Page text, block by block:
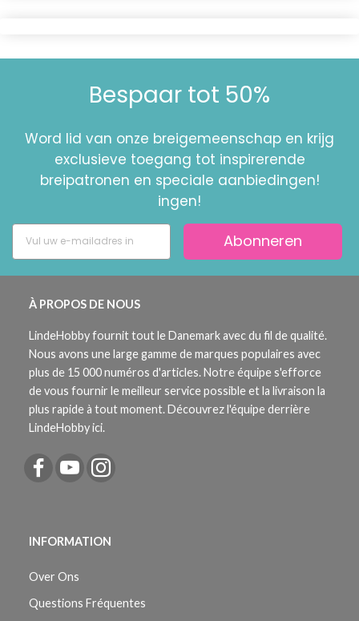
Bespaar tot 50%
Word lid van onze breigemeenschap en krijg
exclusieve toegang tot inspirerende
breipatronen en speciale aanbiedingen!
ingen!
Abonneren
À PROPOS DE NOUS
LindeHobby fournit tout le Danemark avec du fil de qualité.
Nous avons une large gamme de marques populaires avec
plus de 15 000 numéros d'articles. Notre équipe s'efforce
de vous fournir le meilleur service possible et la livraison la
plus rapide à tout moment. Découvrez l'équipe derrière
LindeHobby ici.
INFORMATION
Over Ons
Questions Fréquentes